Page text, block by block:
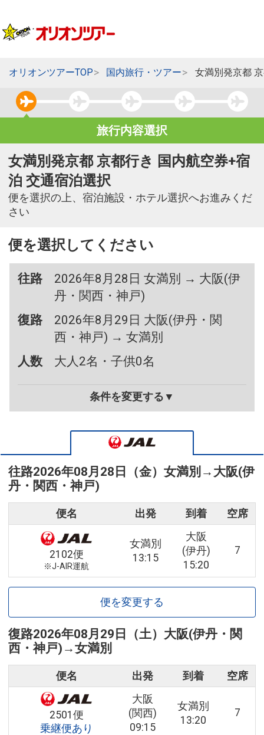
オリオンツアーTOP 国内旅行・ツアー 女満別発京都
旅行内容選択
女満別発京都 京都行き 国内航空券+宿
泊 交通宿泊選択
便を選択の上、宿泊施設・ホテル選択へお進みくだ
さい
便を選択してください
往路
2026年8月28日 女満別 → 大阪(伊
丹・関西・神戸)
復路
2026年8月29日 大阪(伊丹・関
西・神戸) → 女満別
人数
大人2名・子供0名
条件を変更する▼
往路2026年08月28日（金） 女満別 → 大阪(伊
丹・関西・神戸)
便名 出発 到着 空席
2102便
※J-AIR運航
女満別
13:15
大阪
(伊丹)
15:20
7
便を変更する
復路2026年08月29日（土） 大阪(伊丹・関
西・神戸) →女満別
便名 出発 到着 空席
2501便
乗継便あり
大阪
(関西)
09:15
女満別
13:20
7